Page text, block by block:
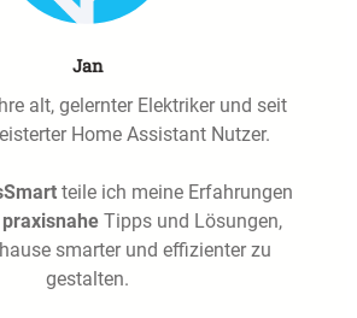
Jan
alt, gelernter Elektriker und seit
Home Assistant Nutzer.
teile ich meine Erfahrungen
praxisnaheTipps und Lösungen,
smarter und effizienter zu
gestalten.